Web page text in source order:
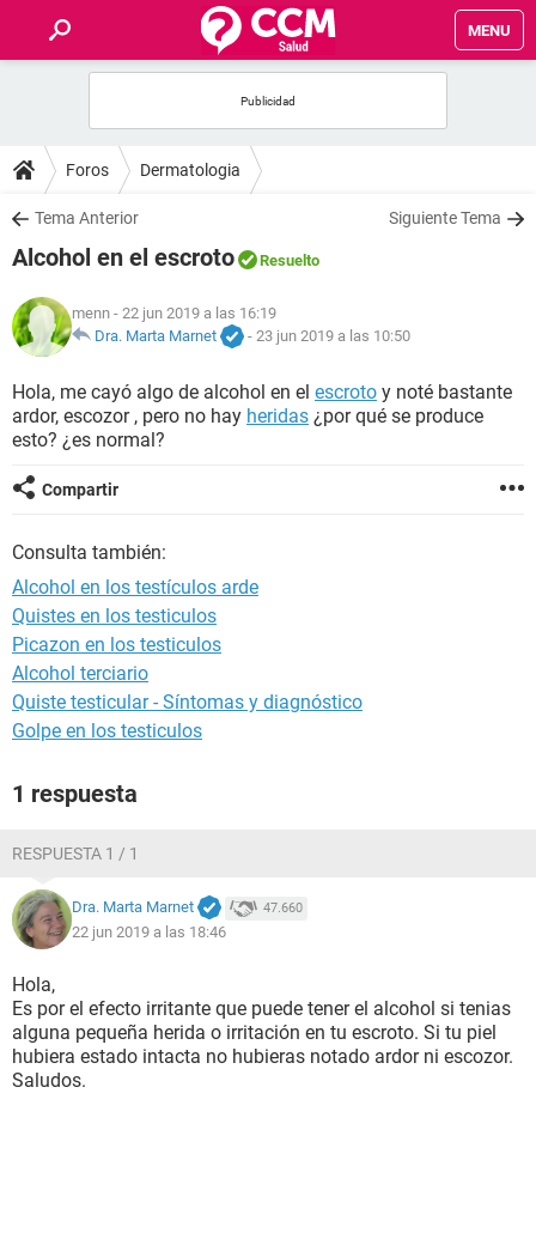
MENU
FOROS
SALUD
NUTRICIÓN
BIENESTAR
Foros Dermatologia
Tema Anterior Siguiente Tema
Alcohol en el escroto Resuelto
menn - 22 jun 2019 a las 16:19
Dra. Marta Marnet
- 23 jun 2019 a las 10:50
Hola, me cayó algo de alcohol en el escroto y noté bastante
ardor, escozor , pero no hay heridas ¿por qué se produce
esto? ¿es normal?
Compartir
Consulta también:
Alcohol en los testículos arde
Quistes en los testiculos
Picazon en los testiculos
Alcohol terciario
Quiste testicular - Síntomas y diagnóstico
Golpe en los testiculos
1 respuesta
RESPUESTA 1 / 1
Dra. Marta Marnet 47.660
22 jun 2019 a las 18:46
Hola,
Es por el efecto irritante que puede tener el alcohol si tenias
alguna pequeña herida o irritación en tu escroto. Si tu piel
hubiera estado intacta no hubieras notado ardor ni escozor.
Saludos.